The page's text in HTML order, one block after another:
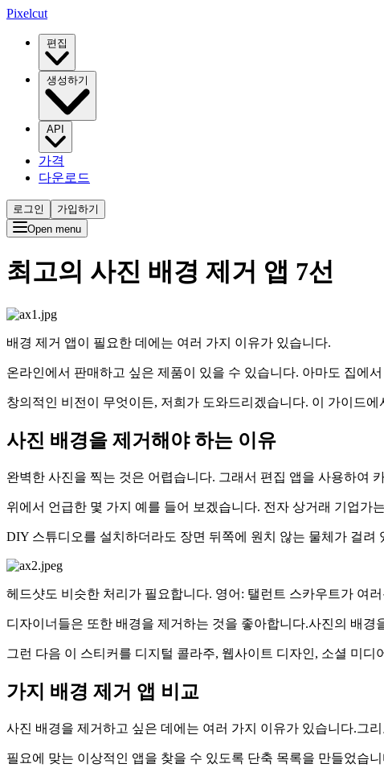
Pixelcut
편집
생성하기
API
가격
다운로드
로그인
가입하기
Open menu
최고의 사진 배경 제거 앱 7선
배경 제거 앱이 필요한 데에는 여러 가지 이유가 있습니다.
온라인에서 판매하고 싶은 제품이 있을 수 있습니다. 아마도 집에
창의적인 비전이 무엇이든, 저희가 도와드리겠습니다. 이 가이드
사진 배경을 제거해야 하는 이유
완벽한 사진을 찍는 것은 어렵습니다. 그래서 편집 앱을 사용하여
위에서 언급한 몇 가지 예를 들어 보겠습니다. 전자 상거래 기업가
DIY 스튜디오를 설치하더라도 장면 뒤쪽에 원치 않는 물체가 걸
헤드샷도 비슷한 처리가 필요합니다. 영어: 탤런트 스카우트가 여
디자이너들은 또한 배경을 제거하는 것을 좋아합니다.사진의 배
그런 다음 이 스티커를 디지털 콜라주, 웹사이트 디자인, 소셜 미
가지 배경 제거 앱 비교
사진 배경을 제거하고 싶은 데에는 여러 가지 이유가 있습니다.그
필요에 맞는 이상적인 앱을 찾을 수 있도록 단축 목록을 만들었습